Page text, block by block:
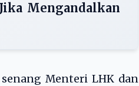
Mengandalkan
Menteri LHK dan